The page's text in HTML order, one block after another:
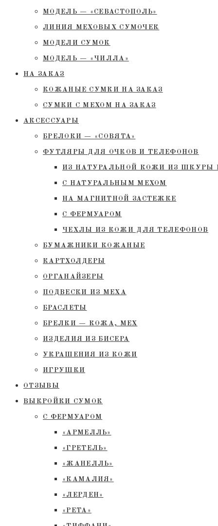
МОДЕЛЬ — «СЕВАСТОПОЛЬ»
ЛИНИЯ МЕХОВЫХ СУМОЧЕК
МОДЕЛИ СУМОК
МОДЕЛЬ — «ЧИЛЛА»
НА ЗАКАЗ
КОЖАНЫЕ СУМКИ НА ЗАКАЗ
СУМКИ С МЕХОМ НА ЗАКАЗ
АКСЕССУАРЫ
БРЕЛОКИ — «СОВЯТА»
ФУТЛЯРЫ ДЛЯ ОЧКОВ И ТЕЛЕФОНОВ
ИЗ НАТУРАЛЬНОЙ КОЖИ ИЗ ШКУРЫ
С НАТУРАЛЬНЫМ МЕХОМ
НА МАГНИТНОЙ ЗАСТЕЖКЕ
С ФЕРМУАРОМ
ЧЕХЛЫ ИЗ КОЖИ ДЛЯ ТЕЛЕФОНОВ
БУМАЖНИКИ КОЖАНЫЕ
КАРТХОЛДЕРЫ
ОРГАНАЙЗЕРЫ
ПОДВЕСКИ ИЗ МЕХА
БРАСЛЕТЫ
БРЕЛКИ — КОЖА, МЕХ
ИЗДЕЛИЯ ИЗ БИСЕРА
УКРАШЕНИЯ ИЗ КОЖИ
ИГРУШКИ
ОТЗЫВЫ
ВЫКРОЙКИ СУМОК
С ФЕРМУАРОМ
«АРМЕЛЛЬ»
«ГРЕТЕЛЬ»
«ЖАНЕЛЛЬ»
«КАМАЛИЯ»
«ЛЕРДЕН»
«РЕТА»